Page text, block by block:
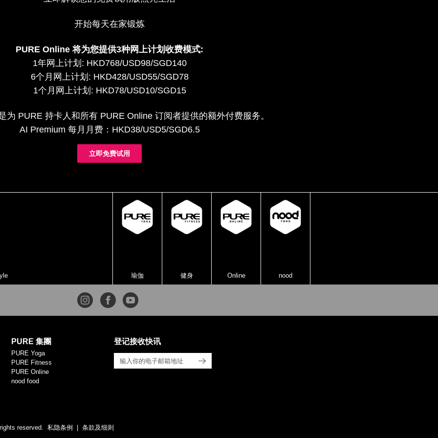
开始每天在家锻炼
PURE Online 将为您提供3种网上计划收费模式:
1年网上计划: HKD768/USD98/SGD140
6个月网上计划: HKD428/USD55/SGD78
1个月网上计划: HKD78/USD10/SGD15
为 PURE 持卡人和所有 PURE Online 订阅者提供的额外付费服务。
AI Premium 每月月费：HKD38/USD5/SGD6.5
立即免费试用
瑜伽 健身 Online nood
PURE 集團
PURE Yoga
PURE Fitness
PURE Online
nood food
登记接收快讯
reserved. 私隐条例 条款及细则